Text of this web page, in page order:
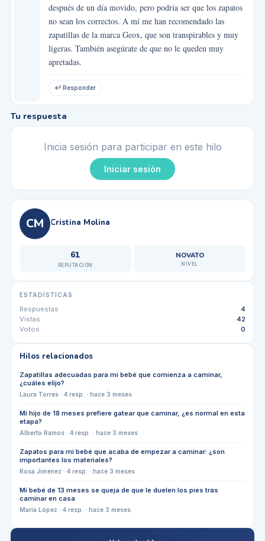
después de un día movido, pero podría ser que los zapatos
no sean los correctos. A mí me han recomendado las
zapatillas de la marca Geox, que son transpirables y muy
ligeras. También asegúrate de que no le queden muy
apretadas.
↩ Responder
Tu respuesta
Inicia sesión para participar en este hilo
Iniciar sesión
CM Cristina Molina
61
REPUTACIÓN
NOVATO
NIVEL
ESTADÍSTICAS
Respuestas
4
Vistas
42
Votos
0
Hilos relacionados
Zapatillas adecuadas para mi bebé que comienza a caminar,
¿cuáles elijo?
Laura Torres· 4resp. · hace 3 meses
Mi hijo de 18 meses prefiere gatear que caminar, ¿es normal en esta
etapa?
Alberto Ramos· 4resp. · hace 3 meses
Zapatos para mi bebé que acaba de empezar a caminar: ¿son
importantes los materiales?
Rosa Jiménez · 4resp. · hace 3 meses
Mi bebé de 13 meses se queja de que le duelen los pies tras
caminar en casa
María López · 4resp. · hace 3 meses